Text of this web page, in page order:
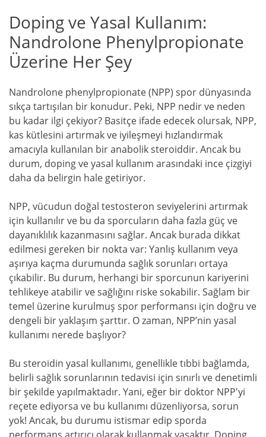
Doping ve Yasal Kullanım:
Nandrolone Phenylpropionate
Üzerine Her Şey
Nandrolone phenylpropionate (NPP) spor dünyasında
sıkça tartışılan bir konudur. Peki, NPP nedir ve neden
bu kadar ilgi çekiyor? Basitçe ifade edecek olursak, NPP,
kas kütlesini artırmak ve iyileşmeyi hızlandırmak
amacıyla kullanılan bir anabolik steroiddir. Ancak bu
durum, doping ve yasal kullanım arasındaki ince çizgiyi
daha da belirgin hale getiriyor.
NPP, vücudun doğal testosteron seviyelerini artırmak
için kullanılır ve bu da sporcuların daha fazla güç ve
dayanıklılık kazanmasını sağlar. Ancak burada dikkat
edilmesi gereken bir nokta var: Yanlış kullanım veya
aşırıya kaçma durumunda sağlık sorunları ortaya
çıkabilir. Bu durum, herhangi bir sporcunun kariyerini
tehlikeye atabilir ve sağlığını riske sokabilir. Sağlam bir
temel üzerine kurulmuş spor performansı için doğru ve
dengeli bir yaklaşım şarttır. O zaman, NPP’nin yasal
kullanımı nerede başlıyor?
Bu steroidin yasal kullanımı, genellikle tıbbi bağlamda,
belirli sağlık sorunlarının tedavisi için sınırlı ve denetimli
bir şekilde yapılmaktadır. Yani, eğer bir doktor NPP'yi
reçete ediyorsa ve bu kullanımı düzenliyorsa, sorun
yok! Ancak, bu durumu istismar edip sporda